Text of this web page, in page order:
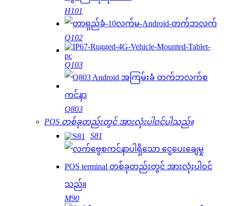
H101
Q102
Q103
Q803
POS တစ်ခုတည်းတွင် အားလုံးပါဝင်ပါသည်။
S81
M90